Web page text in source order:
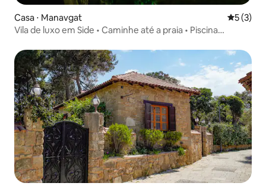
Casa ⋅ Manavgat 5 de
5 (3)
Vila de luxo em Side • Caminhe até a praia • Piscina